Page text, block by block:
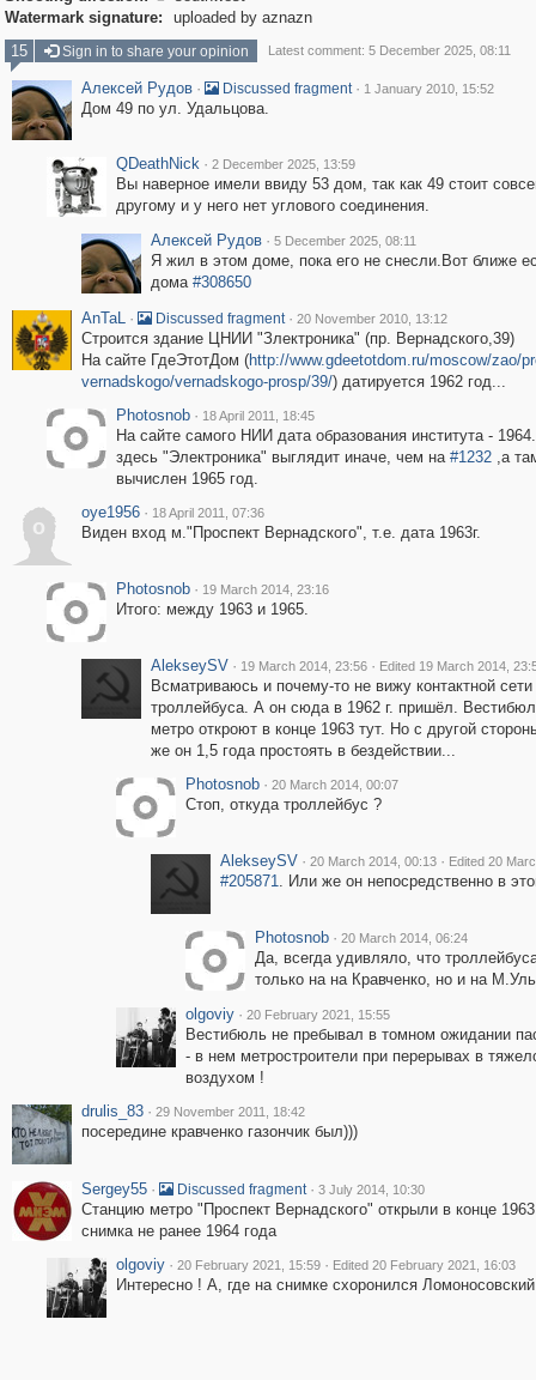
Watermark signature:
uploaded by aznazn
15
Sign in to share your opinion Latest comment: 5 December 2025, 08:11
Алексей Рудов · Discussed fragment · 1 January 2010, 15:52
Дом 49 по ул. Удальцова.
QDeathNick · 2 December 2025, 13:59
Вы наверное имели ввиду 53 дом, так как 49 стоит
другому и у него нет углового соединения.
Алексей Рудов · 5 December 2025, 08:11
Я жил в этом доме, пока его не снесли.Вот ближе
дома #308650
AnTaL · Discussed fragment · 20 November 2010, 13:12
Строится здание ЦНИИ "Злектроника" (пр. Вернадского,39)
На сайте ГдеЭтотДом (http://www.gdeetotdom.ru/moscow/zao/
vernadskogo/vernadskogo-prosp/39/) датируется 1962 год...
Photosnob · 18 April 2011, 18:45
На сайте самого НИИ дата образования института -
здесь "Электроника" выглядит иначе, чем на #1232,а
вычислен 1965 год.
o
oye1956 · 18 April 2011, 07:36
Виден вход м."Проспект Вернадского", т.е. дата 1963г.
Photosnob · 19 March 2014, 23:16
Итого: между 1963 и 1965.
AlekseySV · 19 March 2014, 23:56 · Edited 19 March 2014,
Всматриваюсь и почему-то не вижу контактной
троллейбуса. А он сюда в 1962 г. пришёл.
метро откроют в конце 1963 тут. Но с другой
же он 1,5 года простоять в бездействии...
Photosnob · 20 March 2014, 00:07
Стоп, откуда троллейбус ?
AlekseySV · 20 March 2014, 00:13 · Edited 20
#205871. Или же он непосредственно в
Photosnob · 20 March 2014, 06:24
Да, всегда удивляло, что
только на на Кравченко, но и на
olgoviy · 20 February 2021, 15:55
Вестибюль не пребывал в томном ожидании
- в нем метростроители при перерывах в
воздухом !
drulis_83 · 29 November 2011, 18:42
посередине кравченко газончик был)))
Sergey55 · Discussed fragment · 3 July 2014, 10:30
Станцию метро "Проспект Вернадского" открыли в конце
снимка не ранее 1964 года
olgoviy · 20 February 2021, 15:59 · Edited 20 February 2021, 16:03
Интересно ! А, где на снимке схоронился